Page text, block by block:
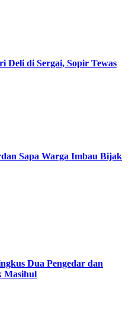
di Sergai, Sopir Tewas
Sapa Warga Imbau Bijak
Dua Pengedar dan
Masihul